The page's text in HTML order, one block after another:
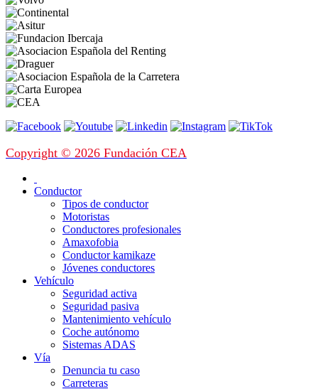
Copyright © 2026 Fundación CEA
Conductor
Tipos de conductor
Motoristas
Conductores profesionales
Amaxofobia
Conductor kamikaze
Jóvenes conductores
Vehículo
Seguridad activa
Seguridad pasiva
Mantenimiento vehículo
Coche autónomo
Sistemas ADAS
Vía
Denuncia tu caso
Carreteras